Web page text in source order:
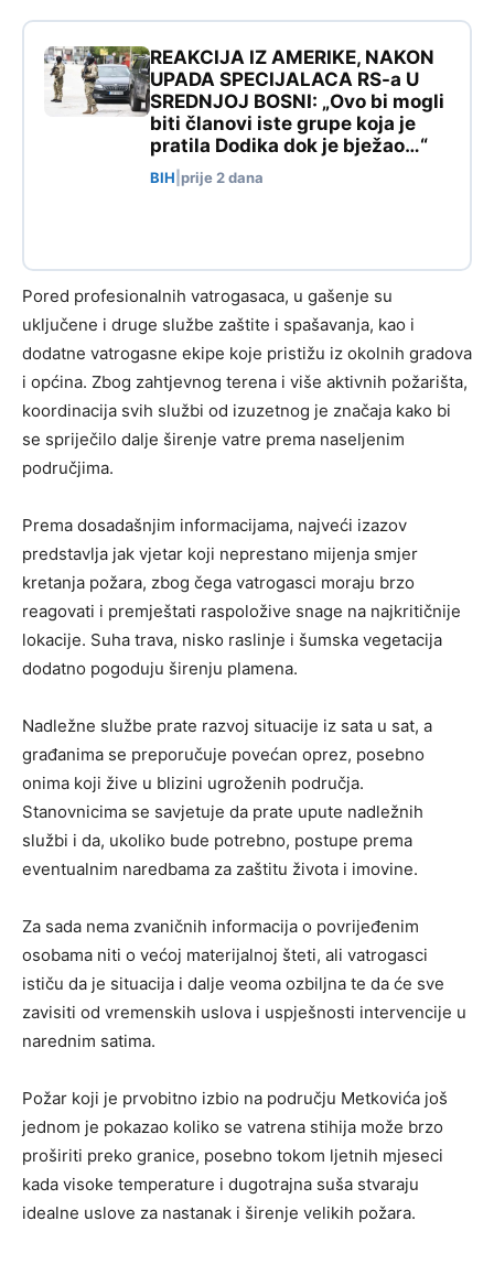
REAKCIJA IZ AMERIKE, NAKON
UPADA SPECIJALACA RS-a U
SREDNJOJ BOSNI: „Ovo bi mogli
biti članovi iste grupe koja je
pratila Dodika dok je bježao…“
BIH prije 2 dana
Pored profesionalnih vatrogasaca, u gašenje su
uključene i druge službe zaštite i spašavanja, kao i
dodatne vatrogasne ekipe koje pristižu iz okolnih gradova
i općina. Zbog zahtjevnog terena i više aktivnih požarišta,
koordinacija svih službi od izuzetnog je značaja kako bi
se spriječilo dalje širenje vatre prema naseljenim
područjima.
Prema dosadašnjim informacijama, najveći izazov
predstavlja jak vjetar koji neprestano mijenja smjer
kretanja požara, zbog čega vatrogasci moraju brzo
reagovati i premještati raspoložive snage na najkritičnije
lokacije. Suha trava, nisko raslinje i šumska vegetacija
dodatno pogoduju širenju plamena.
Nadležne službe prate razvoj situacije iz sata u sat, a
građanima se preporučuje povećan oprez, posebno
onima koji žive u blizini ugroženih područja.
Stanovnicima se savjetuje da prate upute nadležnih
službi i da, ukoliko bude potrebno, postupe prema
eventualnim naredbama za zaštitu života i imovine.
Za sada nema zvaničnih informacija o povrijeđenim
osobama niti o većoj materijalnoj šteti, ali vatrogasci
ističu da je situacija i dalje veoma ozbiljna te da će sve
zavisiti od vremenskih uslova i uspješnosti intervencije u
narednim satima.
Požar koji je prvobitno izbio na području Metkovića još
jednom je pokazao koliko se vatrena stihija može brzo
proširiti preko granice, posebno tokom ljetnih mjeseci
kada visoke temperature i dugotrajna suša stvaraju
idealne uslove za nastanak i širenje velikih požara.